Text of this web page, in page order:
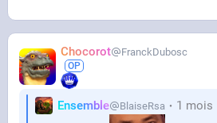
Chocorot FranckDubosc
Ensemble BlaiseRsa 1 mois